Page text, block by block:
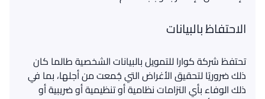
الاحتفاظ بالبيانات
تحتفظ شركة كوارا للتمويل بالبيانات الشخصية طالما كان
ذلك ضروريًا لتحقيق الأغراض التي جُمعت من أجلها، بما في
ذلك الوفاء بأي التزامات نظامية أو تنظيمية أو ضريبية أو